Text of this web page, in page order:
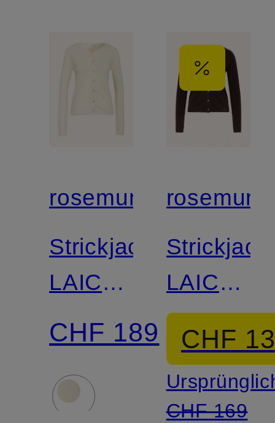
rosemunde
Strickjacke
LAICA
mit
Cashmere
CHF 189
LAICA
mit
CHF
CHF 169